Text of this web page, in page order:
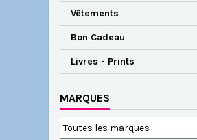
Vêtements
Bon Cadeau
Livres - Prints
MARQUES